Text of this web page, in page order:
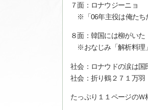
７面：ロナウジーニョ
※「06年主役は俺たち
８面：韓国には柳がいた
※おなじみ「解析料理」
社会：ロナウドの涙は国
社会：折り鶴２７１万
たっぷり１１ページのＷ